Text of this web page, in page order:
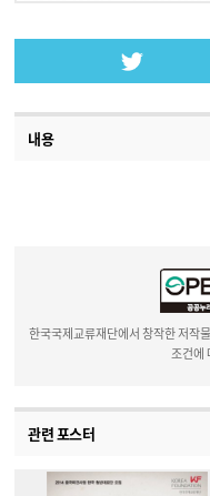
내용
한국국제교류재단에서 창작한 저작
조건에
관련 포스터